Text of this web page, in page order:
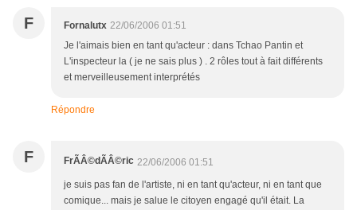
F Fornalutx 22/06/2006 01:51
Je l'aimais bien en tant qu'acteur : dans Tchao Pantin et
L'inspecteur la ( je ne sais plus ) . 2 rôles tout à fait différents
et merveilleusement interprétés
Répondre
F FrÃÂ©dÃÂ©ric 22/06/2006 01:51
je suis pas fan de l'artiste, ni en tant qu'acteur, ni en tant que
comique... mais je salue le citoyen engagé qu'il était. La